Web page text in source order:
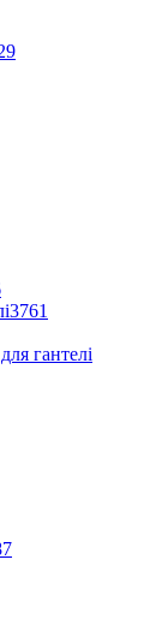
3761
гантелі